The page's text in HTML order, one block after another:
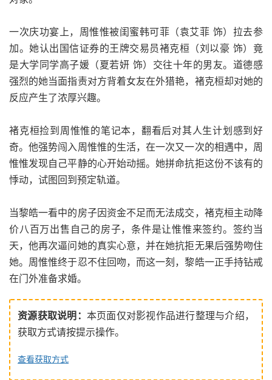
一次庆功宴上，周惟惟被闺蜜韩可菲（袁艾菲 饰）拉去参
加。她认出国信证券的王牌交易员褚克桓（刘以豪 饰）竟
是大学同学高子媛（夏若妍 饰）交往十年的男友。道德感
强烈的她当面指责对方背着女友在外猎艳，褚克桓却对她的
反应产生了浓厚兴趣。
褚克桓捡到周惟惟的笔记本，翻看后对其人生计划感到好
奇。他强势闯入周惟惟的生活，在一次又一次的相遇中，周
惟惟发现自己平静的心开始动摇。她拼命抗拒这份不该有的
悸动，试图回到预定轨道。
当黎皓一看中的房子因资金不足而无法成交，褚克桓主动降
价八百万出售自己的房子，条件是让惟惟来签约。签约当
天，他再次逼问她的真实心意，并在她抗拒无果后强势吻住
她。周惟惟终于忍不住回吻，而这一刻，黎皓一正手持钻戒
在门外准备求婚。
资源获取说明： 本页面仅对影视作品进行整理与介绍，
获取方式请按提示操作。
查看获取方式